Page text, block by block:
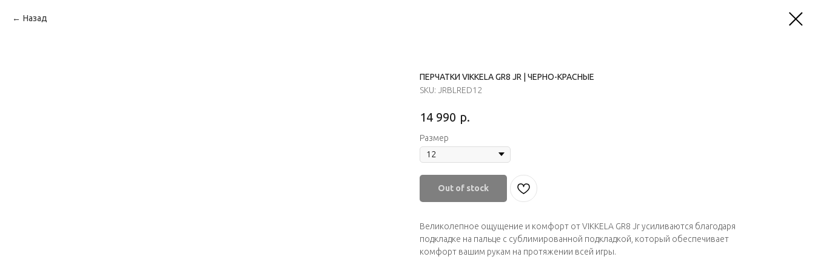
Назад
ПЕРЧАТКИ VIKKELA GR8 JR | ЧЕРНО-КРАСНЫЕ
SKU: JRBLRED12
14 990 р.
Размер
Out of stock
Великолепное ощущение и комфорт от VIKKELA GR8 Jr усиливаются благодаря
подкладке на пальце с сублимированной подкладкой, который обеспечивает
комфорт вашим рукам на протяжении всей игры.